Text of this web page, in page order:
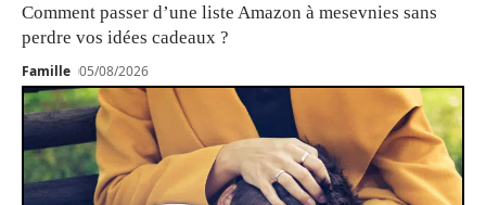
Comment passer d’une liste Amazon à mesevnies sans
perdre vos idées cadeaux ?
Famille 05/08/2026